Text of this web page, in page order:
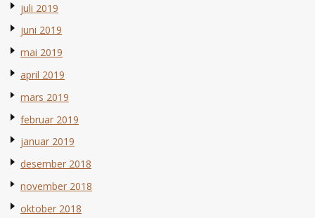
juli 2019
juni 2019
mai 2019
april 2019
mars 2019
februar 2019
januar 2019
desember 2018
november 2018
oktober 2018